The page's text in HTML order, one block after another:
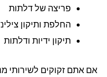
פריצה של דלתות
החלפת ותיקון צילינדרים
תיקון ידיות ודלתות
אתם זקוקים לשירותי